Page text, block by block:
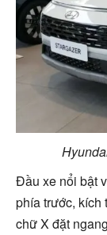
Đầu xe nổi bật
phía trước, kích
chữ X đặt